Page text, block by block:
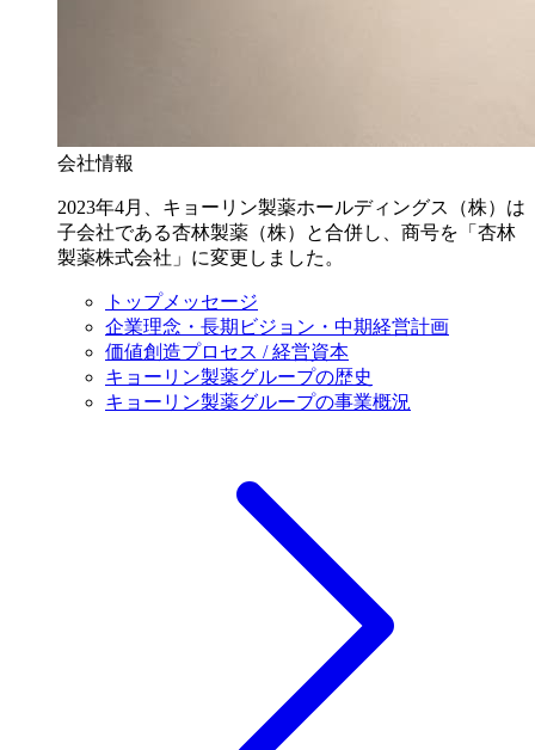
会社情報
2023年4月、キョーリン製薬ホールディングス（株）は
子会社である杏林製薬（株）と合併し、商号を「杏林
製薬株式会社」に変更しました。
トップメッセージ
企業理念・長期ビジョン・中期経営計画
価値創造プロセス / 経営資本
キョーリン製薬グループの歴史
キョーリン製薬グループの事業概況